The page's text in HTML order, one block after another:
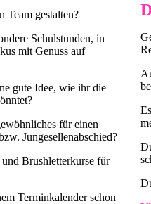
Team gestalten?
Schulstunden, in
mit Genuss auf
gute Idee, wie ihr die
für einen
Jungesellenabschied?
Brushletterkurse für
Terminkalender schon